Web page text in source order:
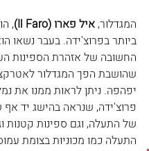
המגדלור, איל פארו (Il Faro)
,
ביותר בפרוצ'ידה. בעבר נשאו
החשובה של אזהרת הספינות
שהושבת הפך המגדלור
יפהפה. ניתן לראות ממנו את
פרוצ'ידה, שנראה בהישג יד
של התעלה, וגם ספינות קטנות
התעלה כמו מכוניות בצומת